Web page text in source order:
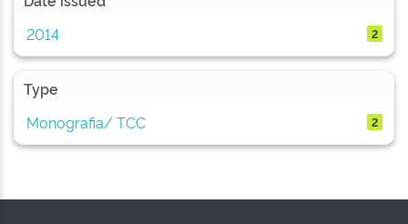
2014
2
Type
Monografia/ TCC
2